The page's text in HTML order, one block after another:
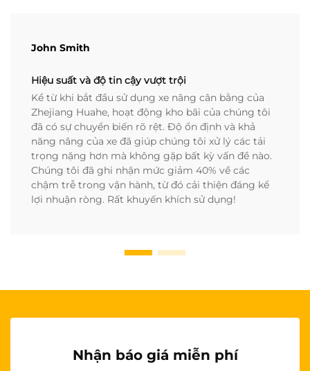
John Smith
Hiệu suất và độ tin cậy vượt trội
Kể từ khi bắt đầu sử dụng xe nâng cân bằng của
Zhejiang Huahe, hoạt động kho bãi của chúng tôi
đã có sự chuyển biến rõ rệt. Độ ổn định và khả
năng nâng của xe đã giúp chúng tôi xử lý các tải
trọng nặng hơn mà không gặp bất kỳ vấn đề nào.
Chúng tôi đã ghi nhận mức giảm 40% về các
chậm trễ trong vận hành, từ đó cải thiện đáng kể
lợi nhuận ròng. Rất khuyến khích sử dụng!
Nhận báo giá miễn phí